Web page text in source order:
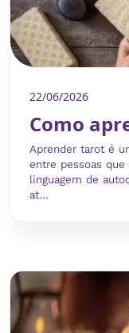
22/06/2026
Como
Aprender tarot é
entre pessoas
linguagem de
at...